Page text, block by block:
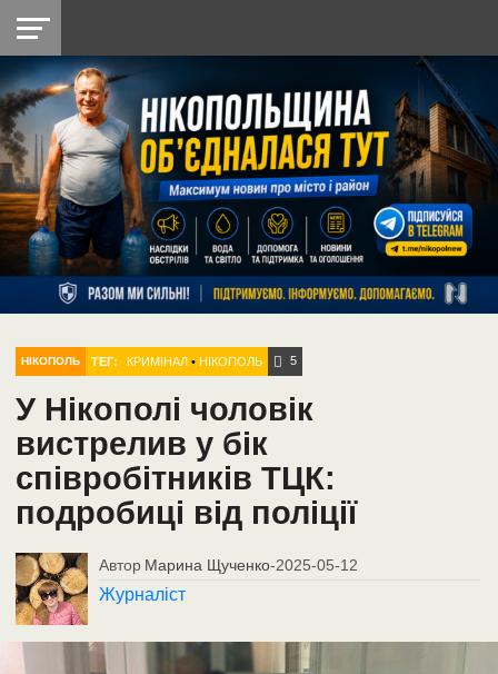
НІКОПОЛЬ
РАЙОН
СІЧЕСЛАВСЬКА
УКРАЇНА
РЕТРО
НІКОПОЛЬ
ЛАЙТ
УКРАЇНА
ДОПОМОГА
РАДІО
НІКОПОЛЬ ТЕГ: КРИМІНАЛ •НІКОПОЛЬ 5
У Нікополі чоловік
вистрелив у бік
співробітників ТЦК:
подробиці від поліції
Автор Марина Щученко-2025-05-12
Журналіст